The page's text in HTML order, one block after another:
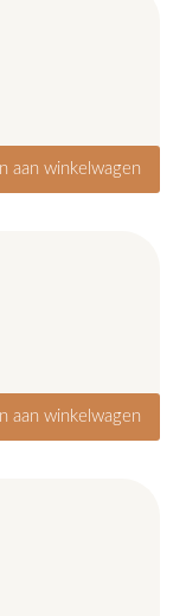
aan winkelwagen
aan winkelwagen